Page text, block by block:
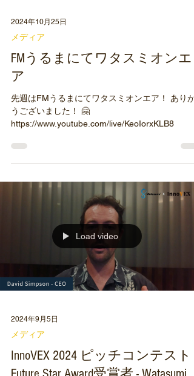
メディア
FMうるまにてワタスミオンエ
先週はFMうるまにてワタスミオンエア！ ありが
うございました！ 🤗
https://www.youtube.com/live/KeoIorxKLB8